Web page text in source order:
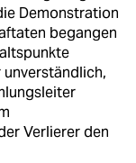
Demonstration
begangen
unverständlich,
Verlierer den